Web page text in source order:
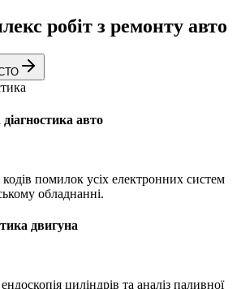
робіт з ремонту авто
авто
кодів помилок усіх електронних систем
обладнанні.
двигуна
циліндрів та аналіз паливної